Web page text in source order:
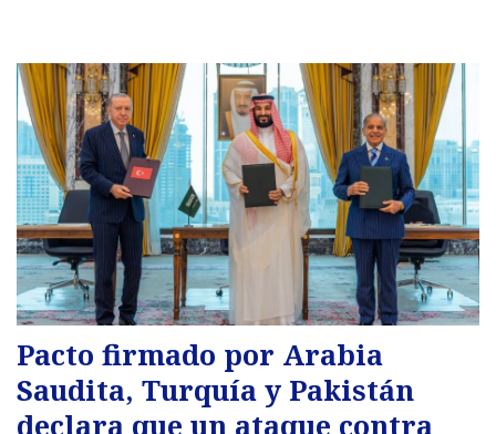
Pacto firmado por Arabia
Saudita, Turquía y Pakistán
declara que un ataque contra